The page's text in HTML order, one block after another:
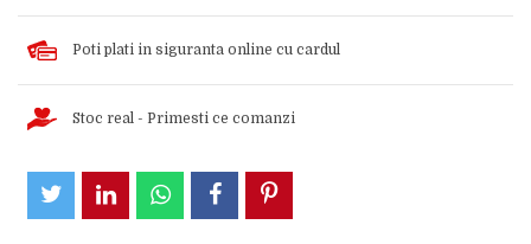
Poti plati in siguranta online cu cardul
Stoc real - Primesti ce comanzi